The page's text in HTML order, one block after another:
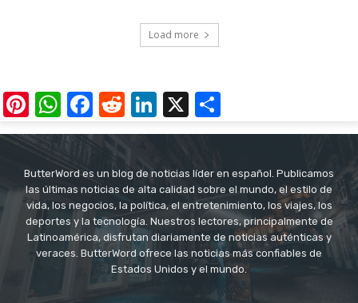
Load more
Pinterest
WhatsApp
Facebook
RedditLinkedIn
X
ButterWord es un blog de noticias líder en español. Publicamos
las últimas noticias de alta calidad sobre el mundo, el estilo de
vida, los negocios, la política, el entretenimiento, los viajes, los
deportes y la tecnología. Nuestros lectores, principalmente de
Latinoamérica, disfrutan diariamente de noticias auténticas y
veraces. ButterWord ofrece las noticias más confiables de
Estados Unidos y el mundo.